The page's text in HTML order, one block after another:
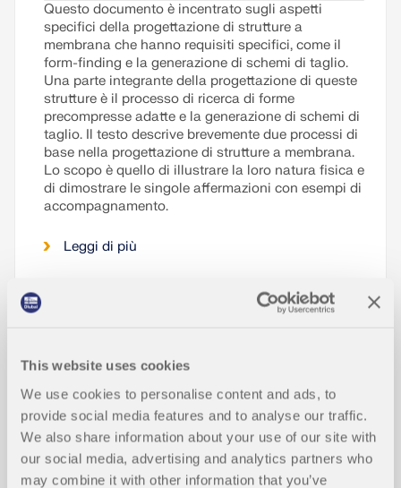
This website uses cookies
We use cookies to personalise content and ads, to
provide social media features and to analyse our traffic.
We also share information about your use of our site with
our social media, advertising and analytics partners who
may combine it with other information that you’ve
Questo documento è incentrato sugli aspetti
specifici della progettazione di strutture a
membrana che hanno requisiti specifici, come il
form-finding e la generazione di schemi di taglio.
Una parte integrante della progettazione di queste
strutture è il processo di ricerca di forme
precompresse adatte e la generazione di schemi di
taglio. Il testo descrive brevemente due processi di
base nella progettazione di strutture a membrana.
Lo scopo è quello di illustrare la loro natura fisica e
di dimostrare le singole affermazioni con esempi di
accompagnamento.
Leggi di più
Verifica di colonne in calcestruzzo ar
mato secondo ACI 318-14 in RFEM